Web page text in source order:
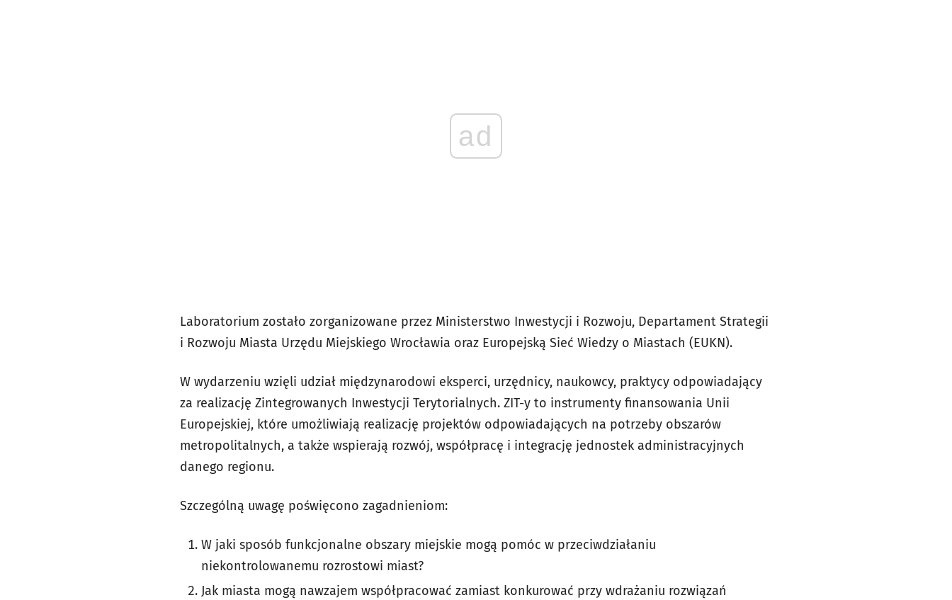
ad
Laboratorium zostało zorganizowane przez Ministerstwo Inwestycji i Rozwoju, Departament Strategii
i Rozwoju Miasta Urzędu Miejskiego Wrocławia oraz Europejską Sieć Wiedzy o Miastach (EUKN).
W wydarzeniu wzięli udział międzynarodowi eksperci, urzędnicy, naukowcy, praktycy odpowiadający
za realizację Zintegrowanych Inwestycji Terytorialnych. ZIT-y to instrumenty finansowania Unii
Europejskiej, które umożliwiają realizację projektów odpowiadających na potrzeby obszarów
metropolitalnych, a także wspierają rozwój, współpracę i integrację jednostek administracyjnych
danego regionu.
Szczególną uwagę poświęcono zagadnieniom:
W jaki sposób funkcjonalne obszary miejskie mogą pomóc w przeciwdziałaniu
niekontrolowanemu rozrostowi miast?
Jak miasta mogą nawzajem współpracować zamiast konkurować przy wdrażaniu rozwiązań